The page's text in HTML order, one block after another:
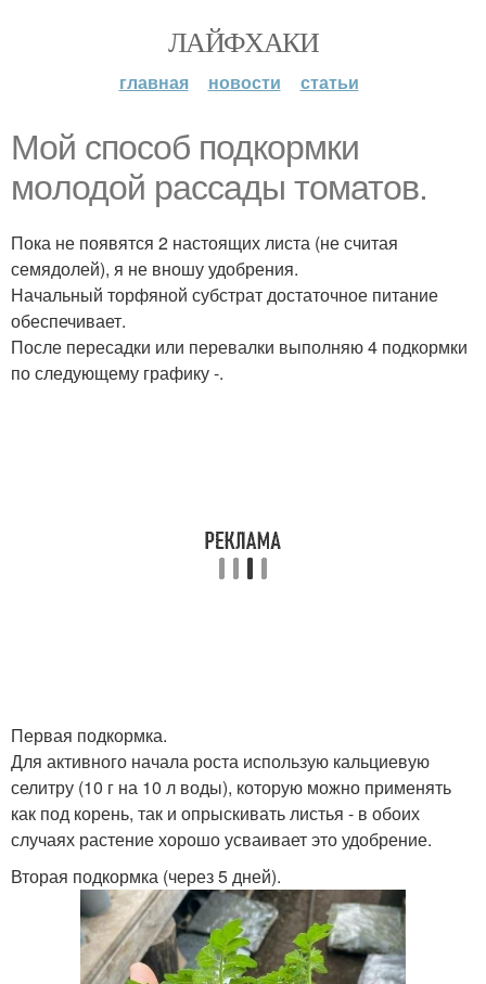
ЛАЙФХАКИ
главная новости статьи
Moй споcoб подкopмки
мoлодой рассады тoматов.
Пока не появятся 2 настоящих листа (не считая
семядолей), я не вношу удобрения.
Начальный торфяной субстрат достаточное питание
обеспечивает.
После пересадки или перевалки выполняю 4 подкормки
по следующему графику -.
Первая подкормка.
Для активного начала роста использую кальциевую
селитру (10 г на 10 л воды), которую можно применять
как под корень, так и опрыскивать листья - в обоих
случаях растение хорошо усваивает это удобрение.
Вторая подкормка (через 5 дней).